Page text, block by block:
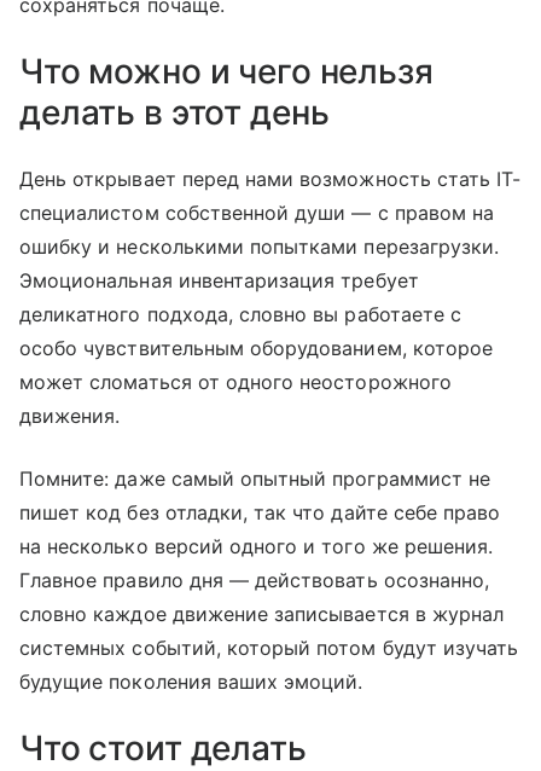
сохраняться почаще.
Что можно и чего нельзя
делать в этот день
День открывает перед нами возможность стать IT-
специалистом собственной души — с правом на
ошибку и несколькими попытками перезагрузки.
Эмоциональная инвентаризация требует
деликатного подхода, словно вы работаете с
особо чувствительным оборудованием, которое
может сломаться от одного неосторожного
движения.
Помните: даже самый опытный программист не
пишет код без отладки, так что дайте себе право
на несколько версий одного и того же решения.
Главное правило дня — действовать осознанно,
словно каждое движение записывается в журнал
системных событий, который потом будут изучать
будущие поколения ваших эмоций.
Что стоит делать